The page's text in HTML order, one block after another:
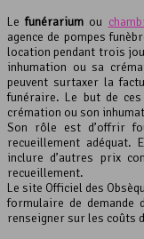
Lefunérarium ou
agence de pompes
location pendant trois
inhumation ou sa
peuvent surtaxer la
funéraire. Le but de
crémation ou son
Son rôle est d’offrir
recueillement adéquat.
inclure d’autres prix
recueillement.
Le site Officiel des
formulaire de demande
renseigner sur les coûts